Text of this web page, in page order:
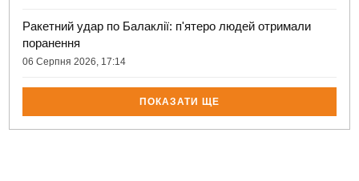
Ракетний удар по Балаклії: п'ятеро людей отримали
поранення
06 Серпня 2026, 17:14
ПОКАЗАТИ ЩЕ